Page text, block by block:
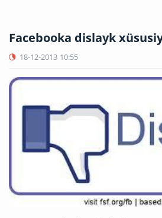
Facebooka dislayk
18-12-2013 10:55